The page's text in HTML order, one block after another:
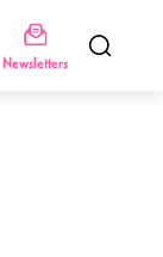
Newsletters